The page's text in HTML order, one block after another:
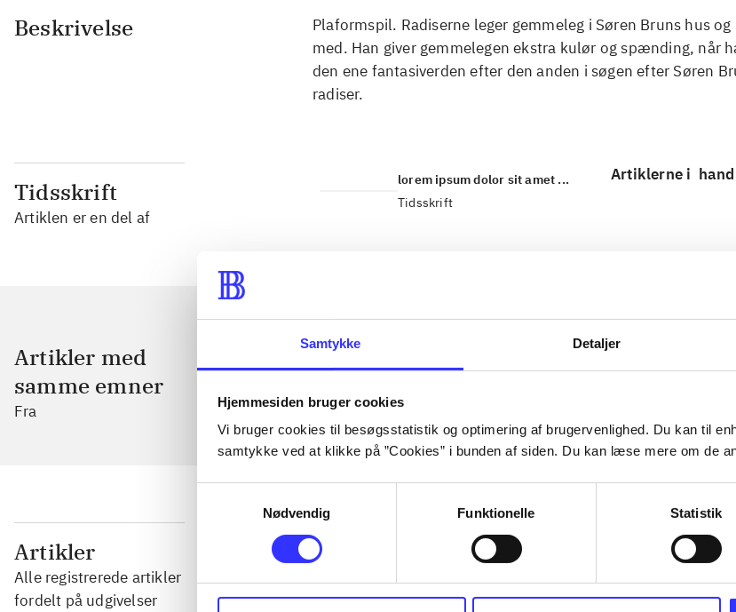
Samtykke Detaljer
Hjemmesiden bruger cookies
Vi bruger cookies til besøgsstatistik og optimering af brugervenlighed. Du kan til
samtykke ved at klikke på ”Cookies” i bunden af siden. Du kan læse mere om de
Nødvendig
Funktionelle Statistik
Beskrivelse
Plaformspil. Radiserne leger gemmeleg i Søren Bruns hus
med. Han giver gemmelegen ekstra kulør og spænding, når
den ene fantasiverden efter den anden i søgen efter Søren
radiser.
Tidsskrift
Artiklen er en del af
lorem ipsum dolor sit amet ...
Tidsskrift
Artiklerne i
Artikler med
samme emner
Fra
Artikler
Alle registrerede artikler
fordelt på udgivelser
...
...